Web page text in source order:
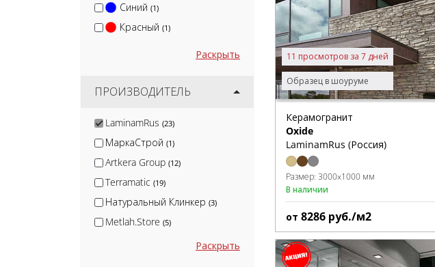
Синий (1)
Красный (1)
Раскрыть
ПРОИЗВОДИТЕЛЬ
LaminamRus (23)
МаркаСтрой (1)
Artkera Group (12)
Terramatic (19)
Натуральный Клинкер (3)
Metlah.Store (5)
Раскрыть
Образец в шоуруме
11 просмотров за 7 дней
Керамогранит
Oxide
LaminamRus (Россия)
Размер: 3000x1000 мм
В наличии
от 8286 руб./м2